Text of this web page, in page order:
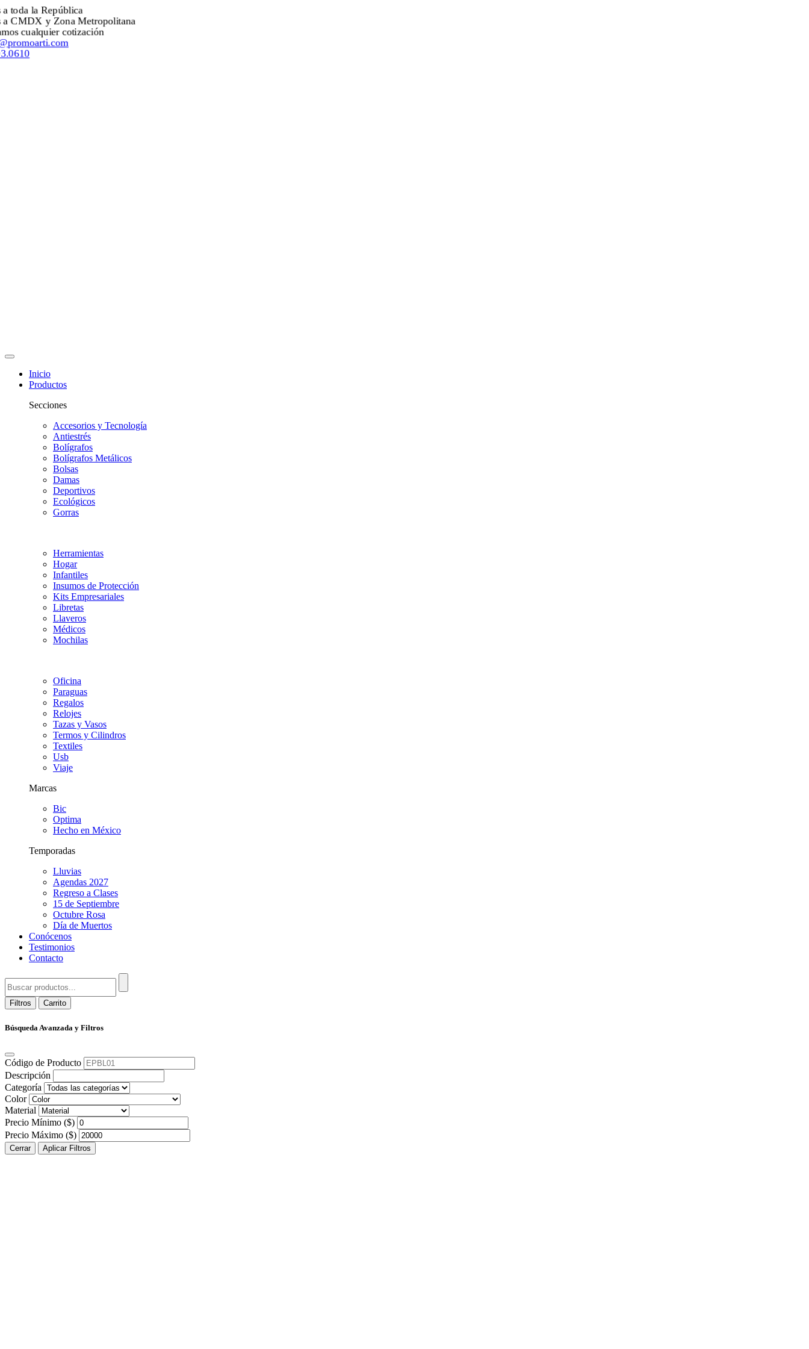
Envíos a toda la República
Envíos a CMDX y Zona Metropolitana
Mejoramos cualquier cotización
ventas@promoarti.com
55.5203.0610
Inicio
Productos
Secciones
Accesorios y Tecnología
Antiestrés
Bolígrafos
Bolígrafos Metálicos
Bolsas
Damas
Deportivos
Ecológicos
Gorras
Herramientas
Hogar
Infantiles
Insumos de Protección
Kits Empresariales
Libretas
Llaveros
Médicos
Mochilas
Oficina
Paraguas
Regalos
Relojes
Tazas y Vasos
Termos y Cilindros
Textiles
Usb
Viaje
Marcas
Bic
Optima
Hecho en México
Temporadas
Lluvias
Agendas 2027
Regreso a Clases
15 de Septiembre
Octubre Rosa
Día de Muertos
Conócenos
Testimonios
Contacto
Filtros Carrito
Búsqueda Avanzada y Filtros
Código de Producto
Descripción
Categoría
Color
Material
Precio Mínimo ($)
Precio Máximo ($)
Cerrar Aplicar Filtros